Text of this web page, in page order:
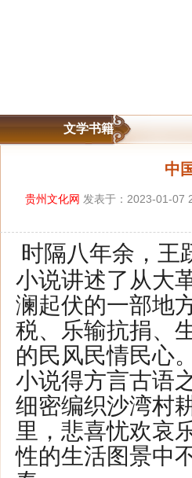
文学书籍
中
贵州文化网 发表于：2023-01-07
时隔八年余，王
小说讲述了从大
澜起伏的一部地
税、乐输抗捐、
的民风民情民心。
小说得方言古语
细密编织沙湾村
里，悲喜忧欢哀
性的生活图景中